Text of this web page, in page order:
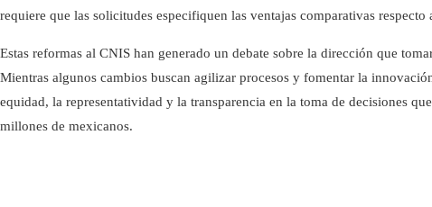
requiere que las solicitudes especifiquen las ventajas comparativas respecto
Estas reformas al CNIS han generado un debate sobre la dirección que
Mientras algunos cambios buscan agilizar procesos y fomentar la
equidad, la representatividad y la transparencia en la toma de decisiones
millones de mexicanos.